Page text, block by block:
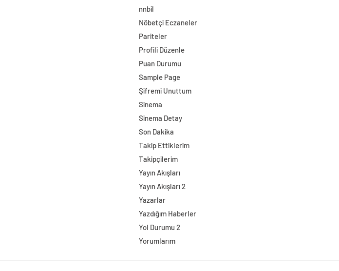
nnbil
Nöbetçi Eczaneler
Pariteler
Profili Düzenle
Puan Durumu
Sample Page
Şifremi Unuttum
Sinema
Sinema Detay
Son Dakika
Takip Ettiklerim
Takipçilerim
Yayın Akışları
Yayın Akışları 2
Yazarlar
Yazdığım Haberler
Yol Durumu 2
Yorumlarım